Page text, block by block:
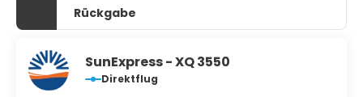
Rückgabe
SunExpress - XQ 3550
Direktflug